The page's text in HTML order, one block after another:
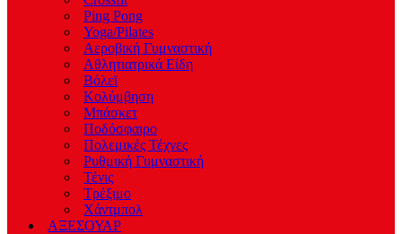
Ping Pong
Yoga/Pilates
Αεροβική Γυμναστική
Αθλητιατρικά Είδη
Βόλεϊ
Κολύμβηση
Μπάσκετ
Ποδόσφαιρο
Πολεμικές Τέχνες
Ρυθμική Γυμναστική
Τένις
Τρέξιμο
Χάντμπολ
ΑΞΕΣΟΥΑΡ